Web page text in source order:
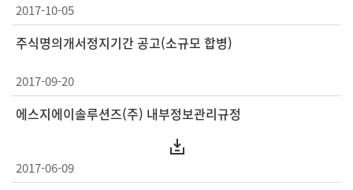
2017-10-05
주식명의개서정지기간 공고(소규모 합병)
2017-09-20
에스지에이솔루션즈(주) 내부정보관리규정
2017-06-09